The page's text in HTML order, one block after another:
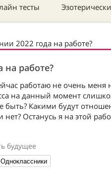
тесты
2022 года на работе?
на работе?
работаю не очень меня
на данный момент
быть? Какими будут
Останусь я на этой
будущее
Одноклассники